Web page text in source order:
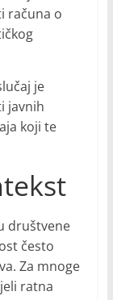
računa o
je
javnih
koji te
društvene
često
Za mnoge
ratna